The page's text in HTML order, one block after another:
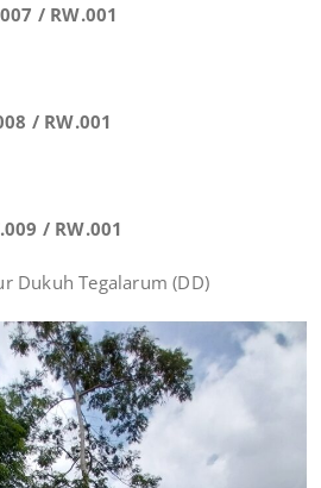
/ RW.001
/ RW.001
/ RW.001
Dukuh Tegalarum (DD)